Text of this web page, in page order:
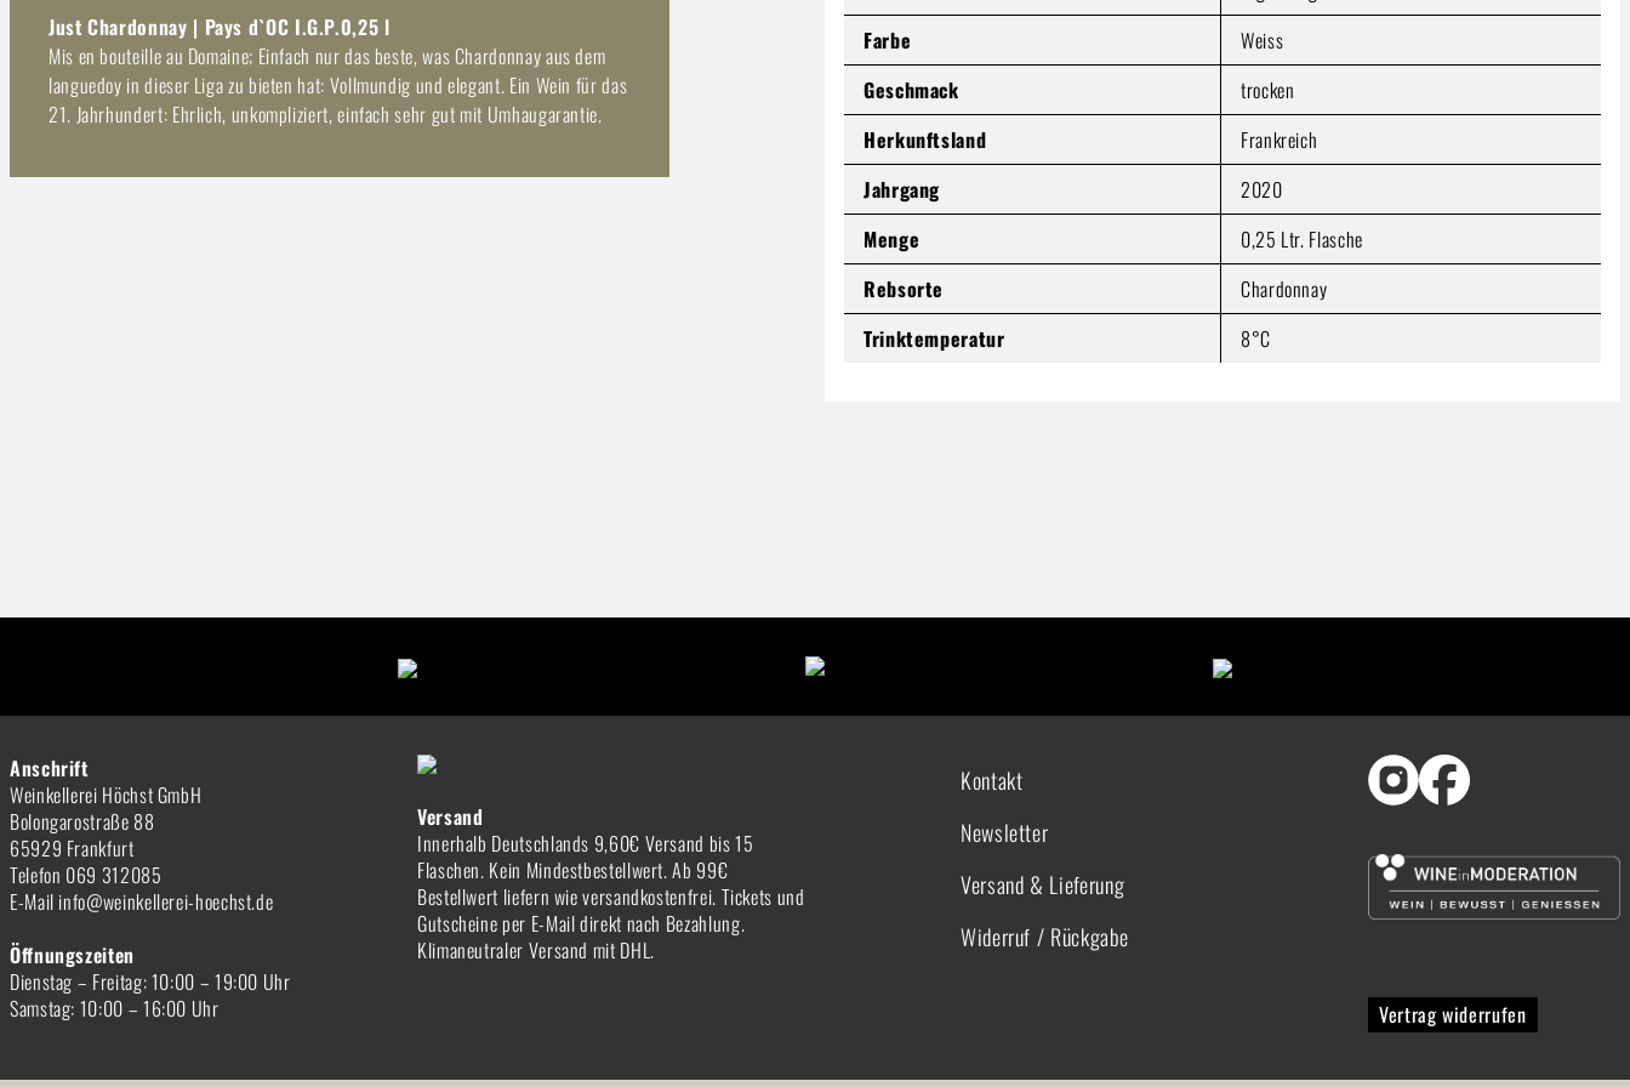
Just Chardonnay | Pays d`OC I.G.P.0,25 l
Mis en bouteille au Domaine; Einfach nur das beste, was Chardonnay aus dem
languedoy in dieser Liga zu bieten hat: Vollmundig und elegant. Ein Wein für das
21. Jahrhundert: Ehrlich, unkompliziert, einfach sehr gut mit Umhaugarantie.
Farbe
Weiss
Geschmack
trocken
Herkunftsland
Frankreich
Jahrgang
2020
Menge
0,25 Ltr. Flasche
Rebsorte
Chardonnay
Trinktemperatur
8°C
Anschrift
Weinkellerei Höchst GmbH
Bolongarostraße 88
65929 Frankfurt
Telefon 069 312085
E-Mail info@weinkellerei-hoechst.de
Öffnungszeiten
Dienstag – Freitag: 10:00 – 19:00 Uhr
Samstag: 10:00 – 16:00 Uhr
Versand
Innerhalb Deutschlands 9,60€ Versand bis 15
Flaschen. Kein Mindestbestellwert. Ab 99€
Bestellwert liefern wie versandkostenfrei. Tickets und
Gutscheine per E-Mail direkt nach Bezahlung.
Klimaneutraler Versand mit DHL.
Kontakt
Newsletter
Versand & Lieferung
Widerruf / Rückgabe
Vertrag widerrufen